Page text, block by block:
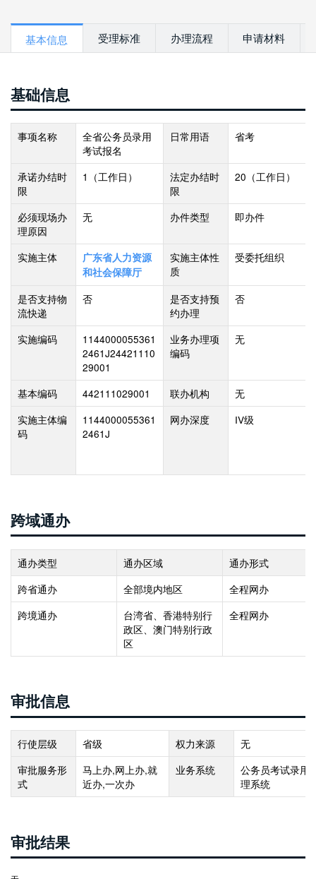
基本信息 受理标准 办理流程 申请材料
基础信息
事项名称
全省公务员录用
考试报名
日常用语 省考
承诺办结时
限
1 （工作日）
法定办结时
限
20 （工作日）
必须现场办
理原因
无 办件类型 即办件
实施主体
广东省人力资源
和社会保障厅
实施主体性
质
受委托组织
是否支持物
流快递
否
是否支持预
约办理
否
实施编码
1144000055361
2461J24421110
29001
业务办理项
编码
无
基本编码 442111029001 联办机构
无
实施主体编
码
1144000055361
2461J
网办深度 IV级
跨域通办
通办类型 通办区域
通办形式
跨省通办
全部境内地区
全程网办
跨境通办
台湾省、香港特别行
政区、澳门特别行政
区
全程网办
审批信息
行使层级 省级 权力来源
无
审批服务形
式
马上办,网上办,就
近办,一次办
业务系统
公务员考试录用
理系统
审批结果